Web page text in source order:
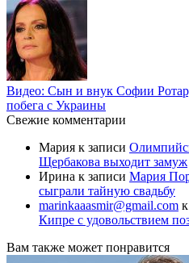
Видео: Сын и внук Софии
побега с Украины
Свежие комментарии
Мария к записи
Щербакова выходит замуж
Ирина к записи Мария
сыграли тайную свадьбу
marinkaaasmir@gmail.com
Кипре с удовольствием
Вам также может понравится